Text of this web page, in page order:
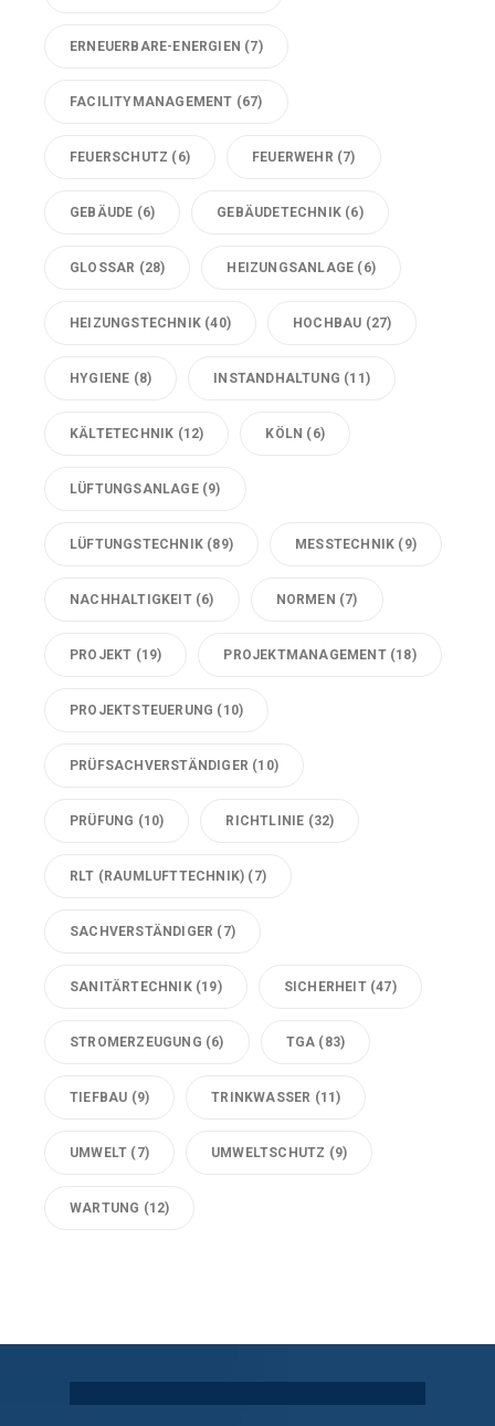
ERNEUERBARE-ENERGIEN (7)
FACILITYMANAGEMENT (67)
FEUERSCHUTZ (6) FEUERWEHR (7)
GEBÄUDE (6) GEBÄUDETECHNIK (6)
GLOSSAR (28) HEIZUNGSANLAGE (6)
HEIZUNGSTECHNIK (40) HOCHBAU (27)
HYGIENE (8) INSTANDHALTUNG (11)
KÄLTETECHNIK (12) KÖLN (6)
LÜFTUNGSANLAGE(9)
LÜFTUNGSTECHNIK (89) MESSTECHNIK (9)
NACHHALTIGKEIT(6) NORMEN (7)
PROJEKT (19) PROJEKTMANAGEMENT(18)
PROJEKTSTEUERUNG (10)
PRÜFSACHVERSTÄNDIGER (10)
PRÜFUNG (10) RICHTLINIE (32)
RLT (RAUMLUFTTECHNIK) (7)
SACHVERSTÄNDIGER (7)
SANITÄRTECHNIK(19) SICHERHEIT(47)
STROMERZEUGUNG (6) TGA (83)
TIEFBAU (9) TRINKWASSER (11)
UMWELT (7) UMWELTSCHUTZ (9)
WARTUNG (12)